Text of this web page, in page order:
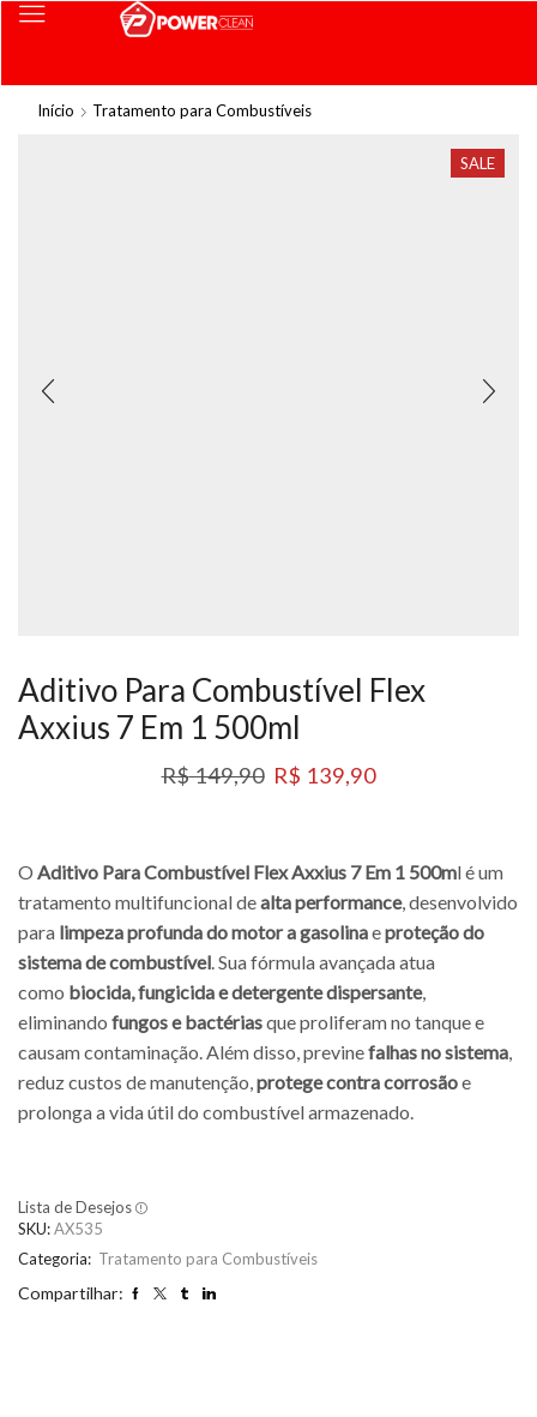
Início Tratamento para Combustíveis
SALE
Aditivo Para Combustível Flex
Axxius 7 Em 1 500ml
R$149,90 R$ 139,90
O Aditivo Para Combustível Flex Axxius 7 Em 1 500ml é um
tratamento multifuncional dealta performance, desenvolvido
para limpeza profunda do motor a gasolinaeproteção do
sistema de combustível. Sua fórmula avançada atua
como biocida, fungicida e detergente dispersante,
eliminando fungos e bactériasque proliferam no tanque e
causam contaminação. Além disso, previnefalhas no sistema,
reduz custos de manutenção,protege contra corrosãoe
prolonga a vida útil do combustível armazenado.
Lista de Desejos
SKU:AX535
Categoria: Tratamento para Combustíveis
Compartilhar: